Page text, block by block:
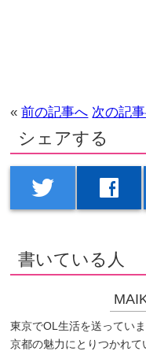
«前の記事へ 次の記
シェアする
twitter facebook
書いている人
東京でOL生活を送ってい
京都の魅力にとりつかれ